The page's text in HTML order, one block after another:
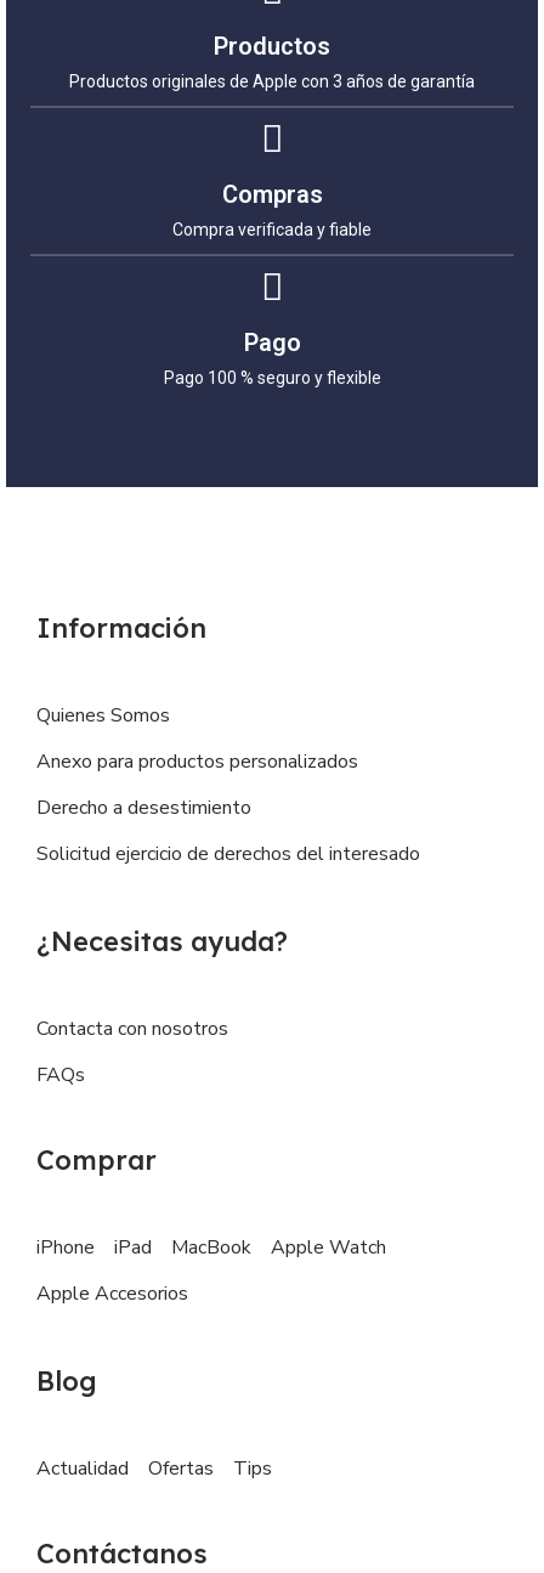
Productos
Productos originales de Apple con 3 años de garantía
Compras
Compra verificada y fiable
Pago
Pago 100 % seguro y flexible
Información
Quienes Somos
Anexo para productos personalizados
Derecho a desestimiento
Solicitud ejercicio de derechos del interesado
¿Necesitas ayuda?
Contacta con nosotros
FAQs
Comprar
iPhone iPad MacBook
Apple Watch
Apple Accesorios
Blog
Actualidad Ofertas Tips
Contáctanos